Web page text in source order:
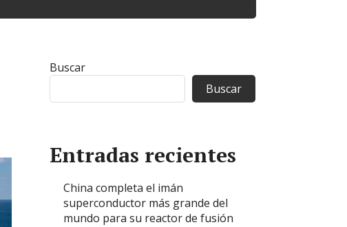
Buscar
Buscar
Entradas recientes
China completa el imán
superconductor más grande del
mundo para su reactor de fusión